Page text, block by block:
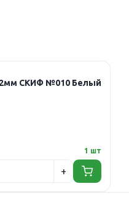
СКИФ №010 Белый
1 шт